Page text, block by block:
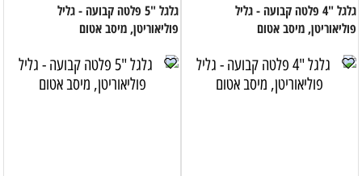
גלגל "4 פלטה קבועה - גליל
פוליאוריטן, מיסב אטום
גלגל "5 פלטה קבועה - גליל
פוליאוריטן, מיסב אטום